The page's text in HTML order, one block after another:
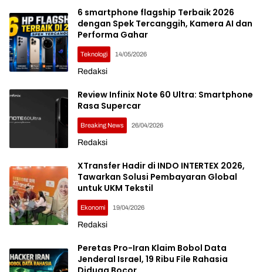
6 smartphone flagship Terbaik 2026
dengan Spek Tercanggih, Kamera AI dan
Performa Gahar
Teknologi 14/05/2026
Redaksi
Review Infinix Note 60 Ultra: Smartphone
Rasa Supercar
Breaking News 26/04/2026
Redaksi
XTransfer Hadir di INDO INTERTEX 2026,
Tawarkan Solusi Pembayaran Global
untuk UKM Tekstil
Ekonomi 19/04/2026
Redaksi
Peretas Pro-Iran Klaim Bobol Data
Jenderal Israel, 19 Ribu File Rahasia